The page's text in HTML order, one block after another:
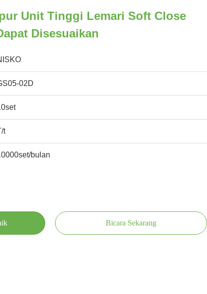
Unit Tinggi Lemari Soft Close
Disesuaikan
02D
t
bulan
Bicara Sekarang